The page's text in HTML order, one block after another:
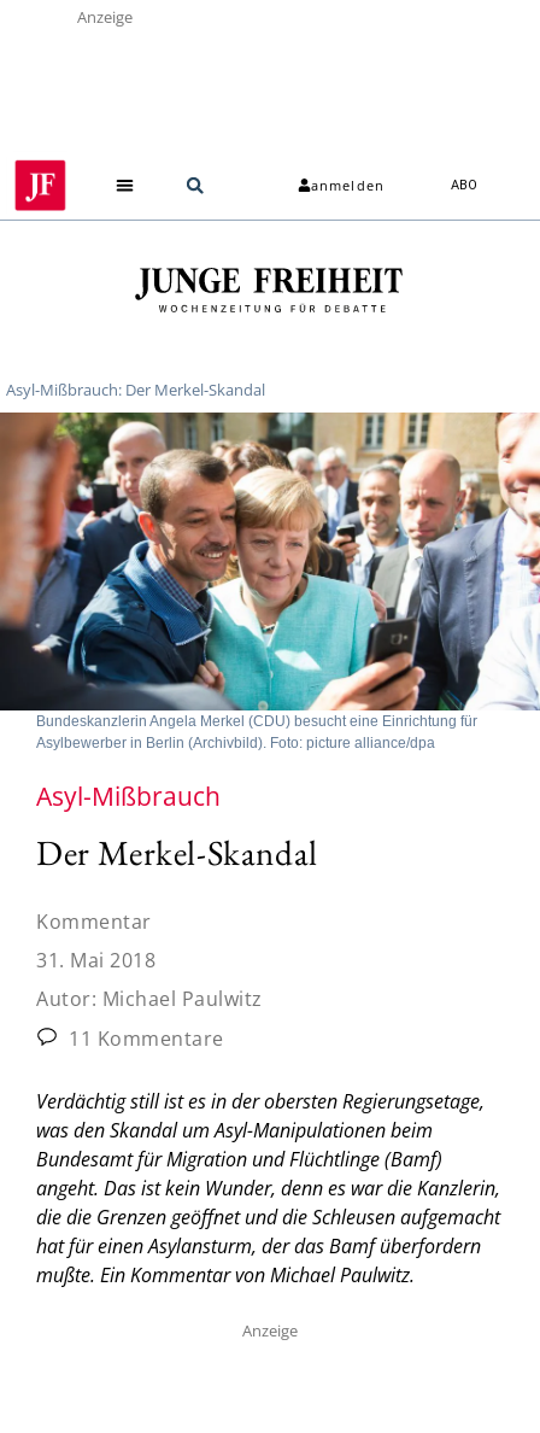
Anzeige
anmelden ABO
Asyl-Mißbrauch: Der Merkel-Skandal
Bundeskanzlerin Angela Merkel (CDU) besucht eine Einrichtung für
Asylbewerber in Berlin (Archivbild). Foto: picture alliance/dpa
Asyl-Mißbrauch
Der Merkel-Skandal
Kommentar
31. Mai 2018
Autor: Michael Paulwitz
11 Kommentare
Verdächtig still ist es in der obersten Regierungsetage,
was den Skandal um Asyl-Manipulationen beim
Bundesamt für Migration und Flüchtlinge (Bamf)
angeht. Das ist kein Wunder, denn es war die Kanzlerin,
die die Grenzen geöffnet und die Schleusen aufgemacht
hat für einen Asylansturm, der das Bamf überfordern
mußte. Ein Kommentar von Michael Paulwitz.
Anzeige